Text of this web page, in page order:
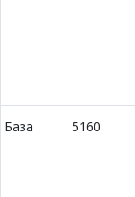
База 5160